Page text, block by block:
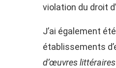
violation du droit
J’ai également
établissements
d’œuvres